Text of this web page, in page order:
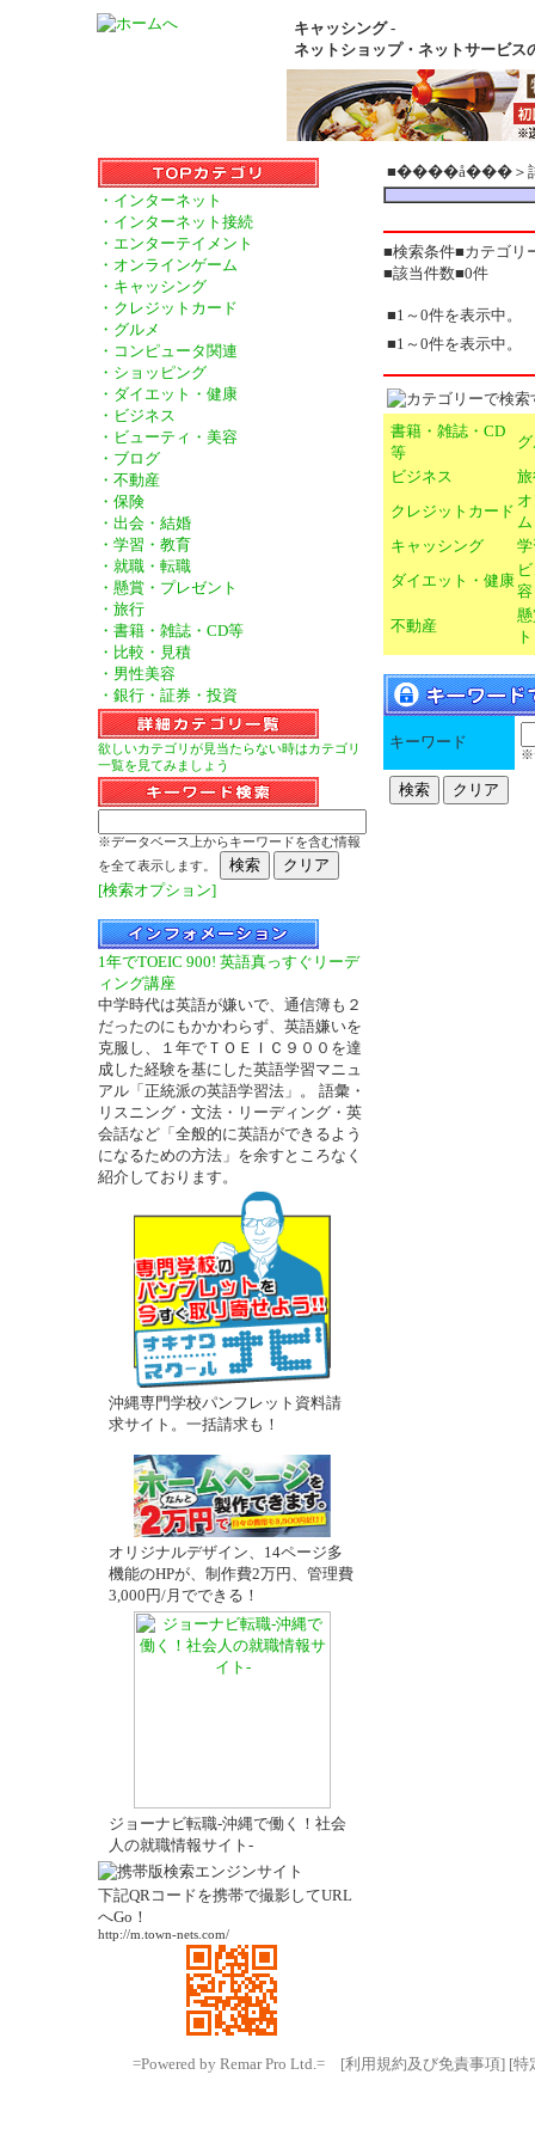
キャッシング -
ネットショップ・ネットサービス
・インターネット
・インターネット接続
・エンターテイメント
・オンラインゲーム
・キャッシング
・クレジットカード
・グルメ
・コンピュータ関連
・ショッピング
・ダイエット・健康
・ビジネス
・ビューティ・美容
・ブログ
・不動産
・保険
・出会・結婚
・学習・教育
・就職・転職
・懸賞・プレゼント
・旅行
・書籍・雑誌・CD等
・比較・見積
・男性美容
・銀行・証券・投資
欲しいカテゴリが見当たらない時はカテゴリ
一覧を見てみましょう
※データベース上からキーワードを含む情報
を全て表示します。
[検索オプション]
1年でTOEIC 900! 英語真っすぐリーデ
ィング講座
中学時代は英語が嫌いで、通信簿も２
だったのにもかかわらず、英語嫌いを
克服し、１年でＴＯＥＩＣ９００を達
成した経験を基にした英語学習マニュ
アル「正統派の英語学習法」。 語彙・
リスニング・文法・リーディング・英
会話など「全般的に英語ができるよう
になるための方法」を余すところなく
紹介しております。
沖縄専門学校パンフレット資料請
求サイト。一括請求も！
オリジナルデザイン、14ページ多
機能のHPが、制作費2万円、管理費
3,000円/月でできる！
ジョーナビ転職-沖縄で働く！社会
人の就職情報サイト-
下記QRコードを携帯で撮影してURL
へGo！
http://m.town-nets.com/
■����å���＞詳
■検索条件■カテ
■該当件数■0件
■1～0件を表示中。
■1～0件を表示中。
書籍・雑誌・CD
等
ビジネス
クレジットカード
ム
キャッシング
ダイエット・健康
容
不動産
ト
キーワード
※
=Powered by Remar Pro Ltd.= [利用規約及び免責事項] [特